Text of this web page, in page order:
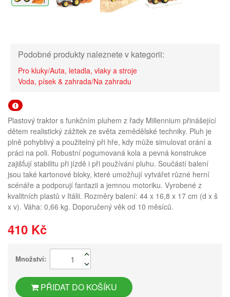
Podobné produkty naleznete v kategorii:
Pro kluky/Auta, letadla, vlaky a stroje
Voda, písek & zahrada/Na zahradu
Plastový traktor s funkčním pluhem z řady Millennium přinášející
dětem realistický zážitek ze světa zemědělské techniky. Pluh je
plně pohyblivý a použitelný při hře, kdy může simulovat orání a
práci na poli. Robustní pogumovaná kola a pevná konstrukce
zajišťují stabilitu při jízdě i při používání pluhu. Součástí balení
jsou také kartonové bloky, které umožňují vytvářet různé herní
scénáře a podporují fantazii a jemnou motoriku. Vyrobené z
kvalitních plastů v Itálii. Rozměry balení: 44 x 16,8 x 17 cm (d x š
x v). Váha: 0,66 kg. Doporučený věk od 10 měsíců.
410 Kč
Množství:
PŘIDAT DO KOŠÍKU